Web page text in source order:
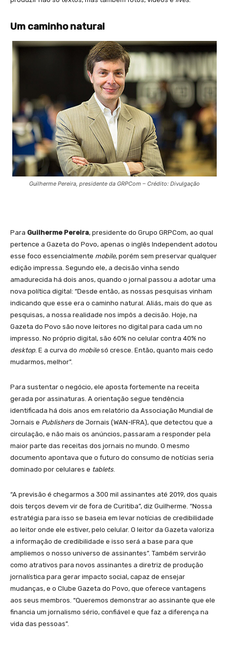
Um caminho natural
Guilherme Pereira, presidente da GRPCom – Crédito: Divulgação
Para Guilherme Pereira, presidente do Grupo GRPCom, ao qual
pertence a Gazeta do Povo, apenas o inglês Independent adotou
esse foco essencialmente mobile, porém sem preservar qualquer
edição impressa. Segundo ele, a decisão vinha sendo
amadurecida há dois anos, quando o jornal passou a adotar uma
nova política digital: “Desde então, as nossas pesquisas vinham
indicando que esse era o caminho natural. Aliás, mais do que as
pesquisas, a nossa realidade nos impôs a decisão. Hoje, na
Gazeta do Povo são nove leitores no digital para cada um no
impresso. No próprio digital, são 60% no celular contra 40% no
desktop. E a curva do mobilesó cresce. Então, quanto mais cedo
mudarmos, melhor”.
Para sustentar o negócio, ele aposta fortemente na receita
gerada por assinaturas. A orientação segue tendência
identificada há dois anos em relatório da Associação Mundial de
Jornais e Publishers de Jornais (WAN-IFRA), que detectou que a
circulação, e não mais os anúncios, passaram a responder pela
maior parte das receitas dos jornais no mundo. O mesmo
documento apontava que o futuro do consumo de notícias seria
dominado por celulares e tablets.
“A previsão é chegarmos a 300 mil assinantes até 2019, dos quais
dois terços devem vir de fora de Curitiba”, diz Guilherme. “Nossa
estratégia para isso se baseia em levar notícias de credibilidade
ao leitor onde ele estiver, pelo celular. O leitor da Gazeta valoriza
a informação de credibilidade e isso será a base para que
ampliemos o nosso universo de assinantes”. Também servirão
como atrativos para novos assinantes a diretriz de produção
jornalística para gerar impacto social, capaz de ensejar
mudanças, e o Clube Gazeta do Povo, que oferece vantagens
aos seus membros. “Queremos demonstrar ao assinante que ele
financia um jornalismo sério, confiável e que faz a diferença na
vida das pessoas”.